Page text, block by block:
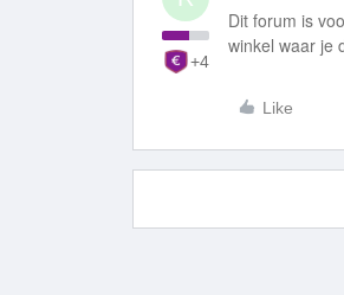
+4
Dit forum is
winkel waar je
Like